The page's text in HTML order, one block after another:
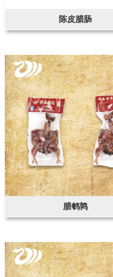
陈皮腊肠
腊鹌鹑